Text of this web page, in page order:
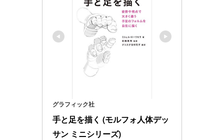
グラフィック社
手と足を描く (モルフォ人体デッ
サン ミニシリーズ)